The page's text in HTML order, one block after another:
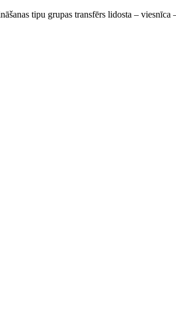
tipu grupas transfērs lidosta –